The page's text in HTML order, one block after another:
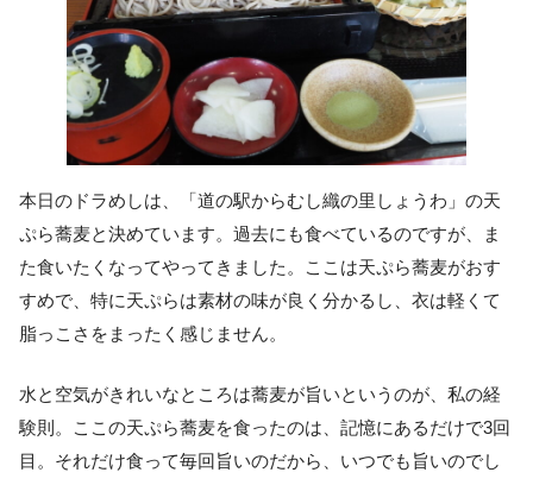
本日のドラめしは、「道の駅からむし織の里しょうわ」の天
ぷら蕎麦と決めています。過去にも食べているのですが、ま
た食いたくなってやってきました。ここは天ぷら蕎麦がおす
すめで、特に天ぷらは素材の味が良く分かるし、衣は軽くて
脂っこさをまったく感じません。
水と空気がきれいなところは蕎麦が旨いというのが、私の経
験則。ここの天ぷら蕎麦を食ったのは、記憶にあるだけで3回
目。それだけ食って毎回旨いのだから、いつでも旨いのでし